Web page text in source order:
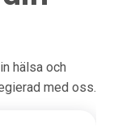
hälsa och
med oss.